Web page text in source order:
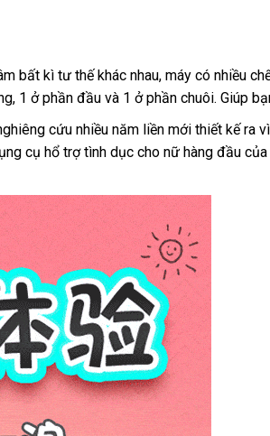
bất kì tư thế khác nhaulink
web
, máy có nhiều
hàng
Hiệu
, 1 ở phần đầu đấu
giá
và 1 ở phần chuôiđịa
chỉ
. Giúp
cứu nhiều năm liền mới thiết kế ra
cụ hổ trợ tình dục cho nữ hàng đầu